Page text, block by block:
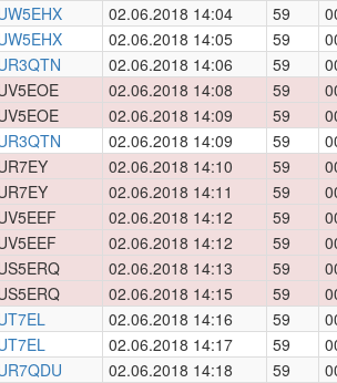
02.06.2018 14:04 59
02.06.2018 14:05 59
02.06.2018 14:06 59
02.06.2018 14:08 59
02.06.2018 14:09 59
02.06.2018 14:09 59
02.06.2018 14:10 59
02.06.2018 14:11 59
02.06.2018 14:12 59
02.06.2018 14:12 59
02.06.2018 14:13 59
02.06.2018 14:15 59
02.06.2018 14:16 59
02.06.2018 14:17 59
02.06.2018 14:18 59